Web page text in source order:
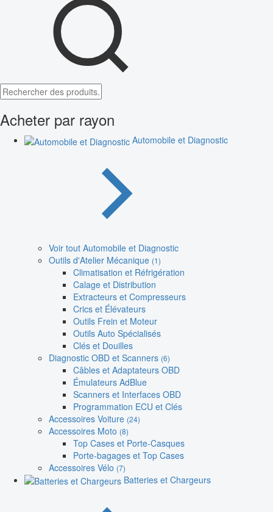
Acheter par rayon
Automobile et Diagnostic
Voir tout Automobile et Diagnostic
Outils d'Atelier Mécanique (1)
Climatisation et Réfrigération
Calage et Distribution
Extracteurs et Compresseurs
Crics et Élévateurs
Outils Frein et Moteur
Outils Auto Spécialisés
Clés et Douilles
Diagnostic OBD et Scanners (6)
Câbles et Adaptateurs OBD
Émulateurs AdBlue
Scanners et Interfaces OBD
Programmation ECU et Clés
Accessoires Voiture (24)
Accessoires Moto (8)
Top Cases et Porte-Casques
Porte-bagages et Top Cases
Accessoires Vélo (7)
Batteries et Chargeurs